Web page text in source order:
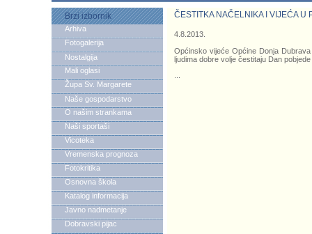
Brzi izbornik
Arhiva
Fotogalerija
Nostalgija
Mali oglasi
Župa Sv. Margarete
Naše gospodarstvo
O našim strankama
Naši sportaši
Vicoteka
Vremenska prognoza
Fotokritika
Osnovna škola
Katalog informacija
Javno nadmetanje
Dobravski pijac
ČESTITKA NAČELNIKA I VIJEĆA U
4.8.2013.
Općinsko vijeće Općine Donja
ljudima dobre volje čestitaju Dan